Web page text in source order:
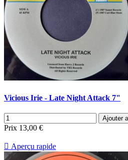
Vicious Irie - Late Night Attack 7"
Ajouter
Prix 13,00 €
 Aperçu rapide